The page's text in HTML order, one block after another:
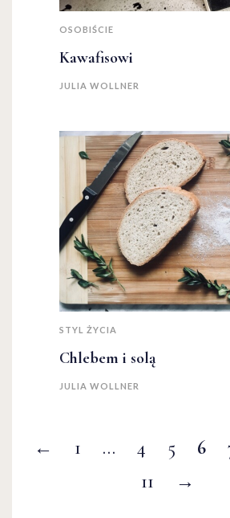
OSOBIŚCIE
Kawafisowi
JULIA WOLLNER
STYL ŻYCIA
Chlebem i solą
JULIA WOLLNER
← 1 … 4 5 6
11
→